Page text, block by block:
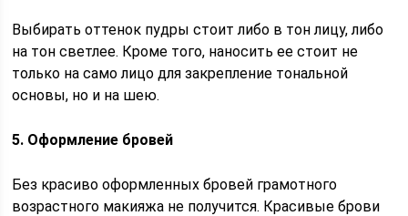
Выбирать оттенок пудры стоит либо в тон лицу, либо
на тон светлее. Кроме того, наносить ее стоит не
только на само лицо для закрепление тональной
основы, но и на шею.
5. Оформление бровей
Без красиво оформленных бровей грамотного
возрастного макияжа не получится. Красивые брови